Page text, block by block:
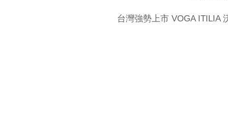
台灣強勢上市 VOGA ITILIA